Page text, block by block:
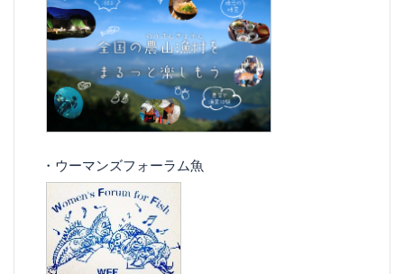
・ウーマンズフォーラム魚